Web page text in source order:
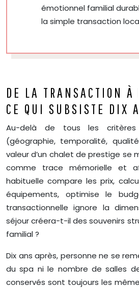
émotionnel familial
la simple transaction
DE LA TRANSACTION
CE QUI SUBSISTE DIX
Au-delà de tous les critères
(géographie, temporalité,
valeur d’un chalet de prestige se
comme trace mémorielle et
habituelle compare les prix,
équipements, optimise le
transactionnelle ignore la
séjour créera-t-il des souvenirs
familial ?
Dix ans après, personne ne se
du spa ni le nombre de salles
conservés sont toujours les